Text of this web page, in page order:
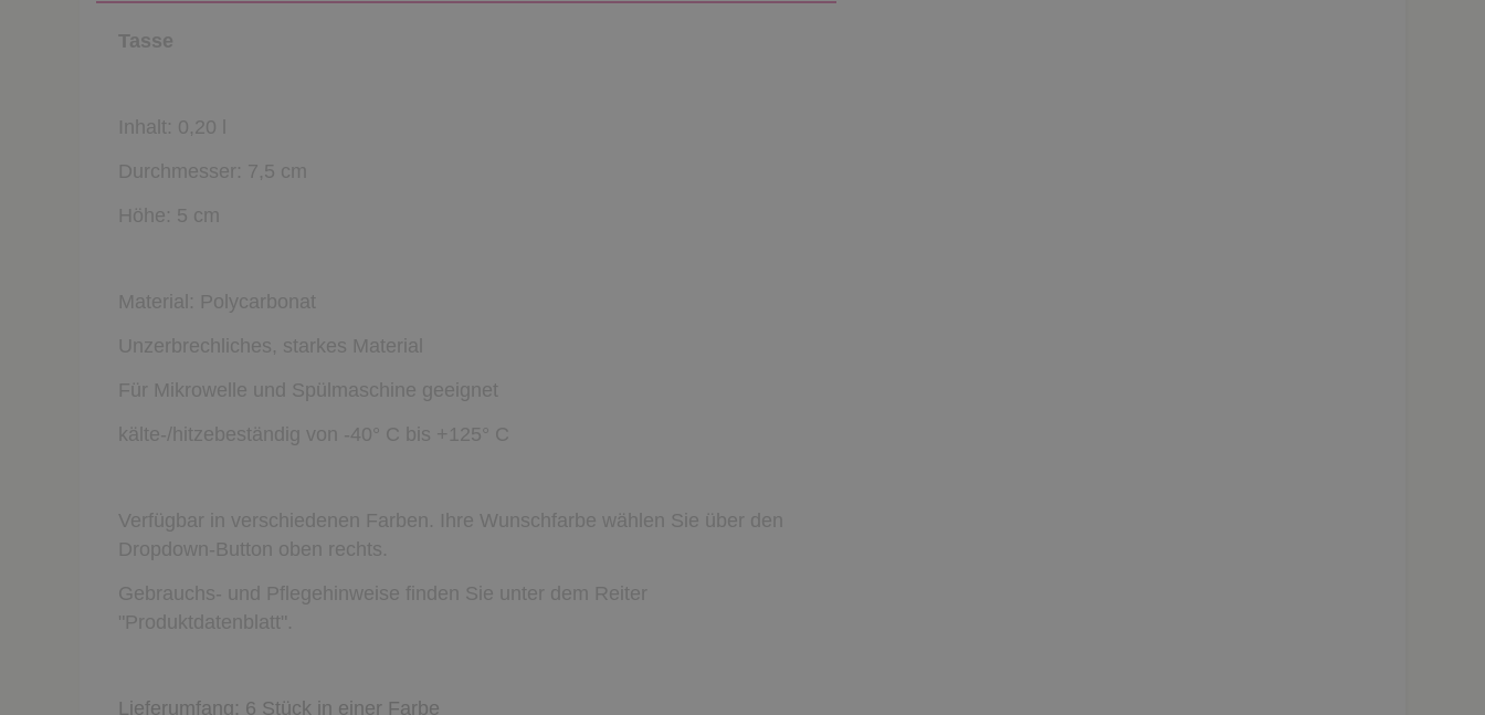
Tasse
Inhalt: 0,20 l
Durchmesser: 7,5 cm
Höhe: 5 cm
Material: Polycarbonat
U nzerbrechliches, starkes Material
Für Mikrowelle und Spülmaschine geeignet
kälte-/hitzebeständig von -40° C bis +125° C
Verfügbar in verschiedenen Farben. Ihre Wunschfarbe wählen Sie über den
Dropdown-Button oben rechts.
Gebrauchs- und Pflegehinweise finden Sie unter dem Reiter
"Produktdatenblatt".
Lieferumfang: 6 Stück in einer Farbe